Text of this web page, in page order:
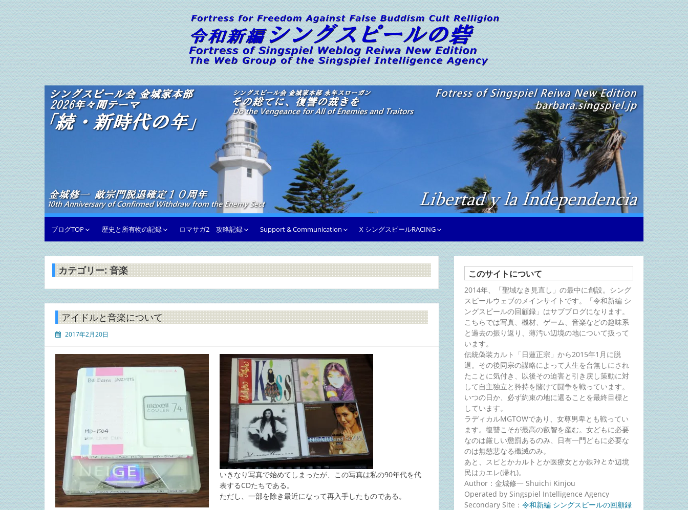
コ
ン
テ
ン
ツ
へ
ス
キ
ッ
プ
令和新編 シングスピールの砦ブログ
音楽・日常生活・写真・ガジェット・等々を語るブログサイト
ブログTOP 歴史と所有物の記録 ロマサガ2 攻略記録 Support & Communication X シングスピールRACING
カテゴリー:音楽
アイドルと音楽について
2017年2月20日
いきなり写真で始めてしまったが、この写真は私の90年代を代
表するCDたちである。
ただし、一部を除き最近になって再入手したものである。
このサイトについて
2014年、「聖域なき見直し」の最中に創設。シング
スピールウェブのメインサイトです。「令和新編 シ
ングスピールの回顧録」はサブブログになります。
こちらでは写真、機材、ゲーム、音楽などの趣味系
と過去の振り返り、薄汚い辺境の地について扱って
います。
伝統偽装カルト「日蓮正宗」から2015年1月に脱
退。その後同宗の謀略によって人生を台無しにされ
たことに気付き、以後その迫害と引き戻し策動に対
して自主独立と矜持を賭けて闘争を戦っています。
いつの日か、必ず約束の地に還ることを最終目標と
しています。
ラディカルMGTOWであり、女尊男卑とも戦ってい
ます。復讐こそが最高の叡智を産む。女どもに必要
なのは厳しい懲罰あるのみ、日有一門どもに必要な
のは無慈悲なる殲滅のみ。
あと、スピとかカルトとか医療女とか鉄ｦﾀとか辺境
民はカエレ(帰れ)。
Author：金城修一 Shuichi Kinjou
Operated by Singspiel Intelligence Agency
Secondary Site： 令和新編 シングスピールの回顧録